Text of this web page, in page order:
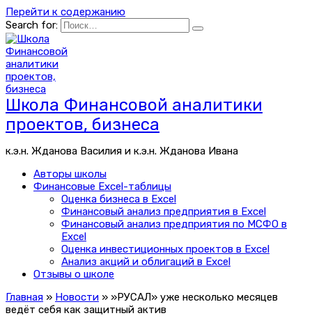
Перейти к содержанию
Search for:
Школа Финансовой аналитики
проектов, бизнеса
к.э.н. Жданова Василия и к.э.н. Жданова Ивана
Авторы школы
Финансовые Excel-таблицы
Оценка бизнеса в Excel
Финансовый анализ предприятия в Excel
Финансовый анализ предприятия по МСФО в
Excel
Оценка инвестиционных проектов в Excel
Анализ акций и облигаций в Excel
Отзывы о школе
Главная » Новости » »РУСАЛ» уже несколько месяцев
ведёт себя как защитный актив